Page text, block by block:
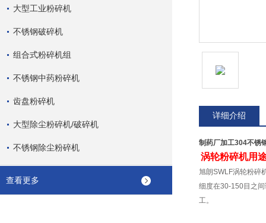
大型工业粉碎机
不锈钢破碎机
组合式粉碎机组
不锈钢中药粉碎机
齿盘粉碎机
大型除尘粉碎机/破碎机
不锈钢除尘粉碎机
查看更多
详细介绍
制药厂加工304不锈
涡轮粉碎机用
旭朗SWLF涡轮粉碎
细度在30-150目之
工。